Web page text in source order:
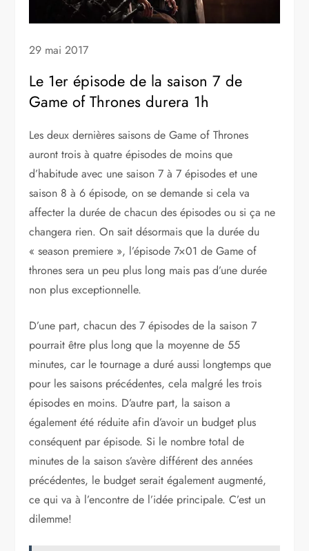
29 mai 2017
Le 1er épisode de la saison 7 de
Game of Thrones durera 1h
Les deux dernières saisons de Game of Thrones
auront trois à quatre épisodes de moins que
d’habitude avec une saison 7 à 7 épisodes et une
saison 8 à 6 épisode, on se demande si cela va
affecter la durée de chacun des épisodes ou si ça ne
changera rien. On sait désormais que la durée du
« season premiere », l’épisode 7×01 de Game of
thrones sera un peu plus long mais pas d’une durée
non plus exceptionnelle.
D’une part, chacun des 7 épisodes de la saison 7
pourrait être plus long que la moyenne de 55
minutes, car le tournage a duré aussi longtemps que
pour les saisons précédentes, cela malgré les trois
épisodes en moins. D’autre part, la saison a
également été réduite afin d’avoir un budget plus
conséquent par épisode. Si le nombre total de
minutes de la saison s’avère différent des années
précédentes, le budget serait également augmenté,
ce qui va à l’encontre de l’idée principale. C’est un
dilemme!